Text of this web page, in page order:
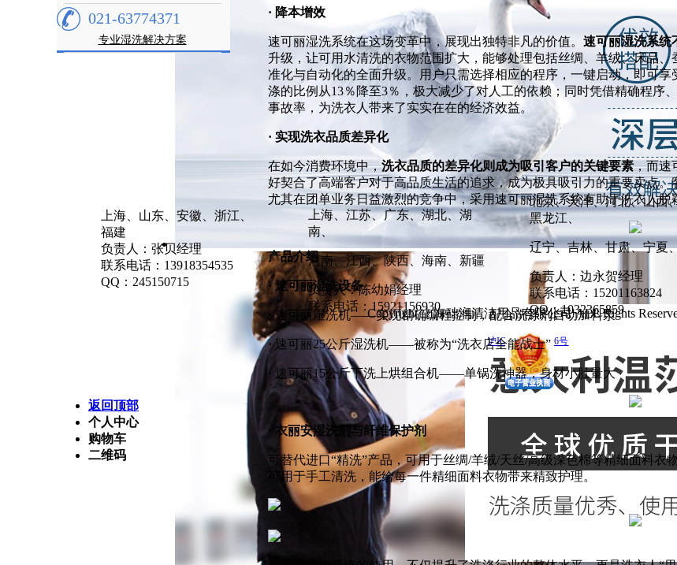
专业湿洗解决方案
021-63774371 · 降本增效
速可丽湿洗系统在这场变革中，展现出独特非凡的价值。 速可丽湿洗系统
升级，让可用水清洗的衣物范围扩大，能够处理包括丝绸、羊绒、床品
准化与自动化的全面升级。用户只需选择相应的程序，一键启动，即可
涤的比例从13％降至3％，极大减少了对人工的依赖；同时凭借精确程序
事故率，为洗衣人带来了实实在在的经济效益。
· 实现洗衣品质差异化
在如今消费环境中，洗衣品质的差异化则成为吸引客户的关键要素，而速
好契合了高端客户对于高品质生活的追求，成为极具吸引力的重要卖点
尤其在团单业务日益激烈的竞争中，采用速可丽湿洗系统有助于洗衣人脱
产品介绍
· 速可丽湿洗设备
·速可丽湿洗机——实现精确编程控制，配合洗涤剂自动加料泵
·速可丽25公斤湿洗机——被称为“洗衣店全能战士”
· 速可丽15公斤下洗上烘组合机——单锅洗神器，身材小肚量大
· 衣丽安湿洗剂与纤维保护剂
可替代进口“精洗”产品，可用于丝绸/羊绒/天丝/高级深色棉等精细面料
可用于手工清洗，能给每一件精细面料衣物带来精致护理。
上海、山东、安徽、浙江、
福建
负责人：张贝经理
联系电话：13918354535
QQ：245150715
上海、江苏、广东、湖北、湖
南、
河南、江西、陕西、海南、新疆
负责人：陈幼娟经理
联系电话：15921156930
北京、天津、河北、山西
黑龙江、
辽宁、吉林、甘肃、宁夏
负责人：边永贺经理
联系电话：15201163824
QQ：1032365859
Copyright 上海础润清洁用品有限公司 ALL Rights
沪ICP备13002566号
返回顶部
个人中心
购物车
二维码